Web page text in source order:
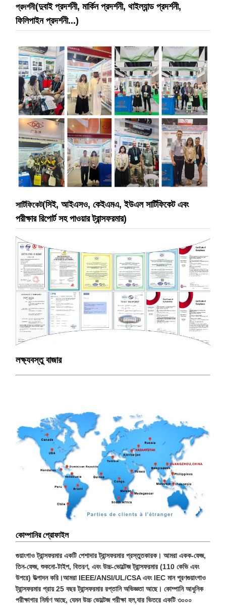
প্রদর্শনী(দুবাই প্রদর্শনী, মার্কিন প্রদর্শনী, থাইল্যান্ড প্রদর্শনী,
ফিলিপাইন প্রদর্শনী...)
সার্টিফিকেট(সিই, আইএসও, কেইএমএ, ইউএল সার্টিফিকেট এবং
পরীক্ষার রিপোর্ট সহ পাওয়ার ট্রান্সফরমার)
লক্ষ্যবস্তু বাজার
কোম্পানির প্রোফাইল
গুয়াংগাও ট্রান্সফরমার একটি পেশাদার ট্রান্সফরমার প্রস্তুতকারক। আমরা একক-ফেজ,
তিন-ফেজ, শুকনো-টাইপ, বিতরণ, এবং উচ্চ-ভোল্টেজ ট্রান্সফরমার (110 কেভি এবং
উপরে) উত্পাদন করি।আমরা IEEE/ANSI/UL/CSA এবং IEC মান পূরণগুয়াংগাও
ট্রান্সফরমার প্রায় 25 বছর ট্রান্সফরমার রপ্তানি অভিজ্ঞতা আছে। কোম্পানি আধুনিক
পরীক্ষাগার নির্মাণ আছে, যেমন উচ্চ ভোল্টেজ পরীক্ষা হল,যার ভিতরে একটি ৩০০০